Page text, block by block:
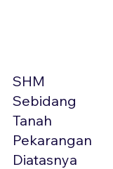
SHM
Sebidang
Tanah
Pekarangan
Diatasnya